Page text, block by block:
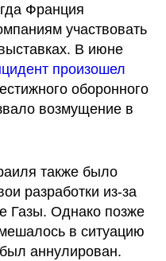
Франция
участвовать
В июне
оборонного
возмущение в
также было
разработки из-за
Газы. Однако позже
в ситуацию
аннулирован.